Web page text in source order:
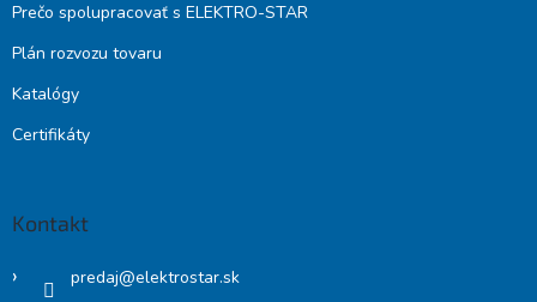
Prečo spolupracovať s ELEKTRO-STAR
Plán rozvozu tovaru
Katalógy
Certifikáty
Kontakt
predaj@elektrostar.sk